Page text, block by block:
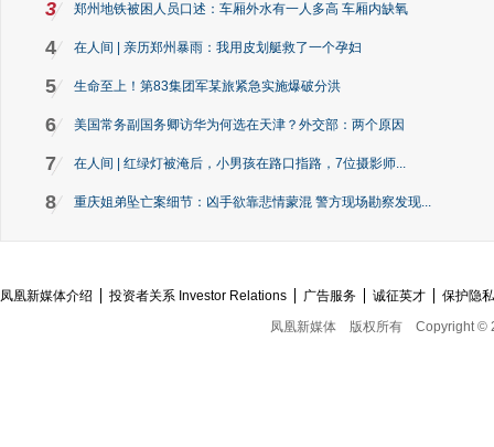
3 郑州地铁被困人员口述：车厢外水有一人多高 车厢内缺氧
4 在人间 | 亲历郑州暴雨：我用皮划艇救了一个孕妇
5 生命至上！第83集团军某旅紧急实施爆破分洪
6 美国常务副国务卿访华为何选在天津？外交部：两个原因
7 在人间 | 红绿灯被淹后，小男孩在路口指路，7位摄影师...
8 重庆姐弟坠亡案细节：凶手欲靠悲情蒙混 警方现场勘察发现...
凤凰新媒体介绍 投资者关系 Investor Relations 广告服务 诚征英才
保护隐
凤凰新媒体
版权所有 Copyright ©